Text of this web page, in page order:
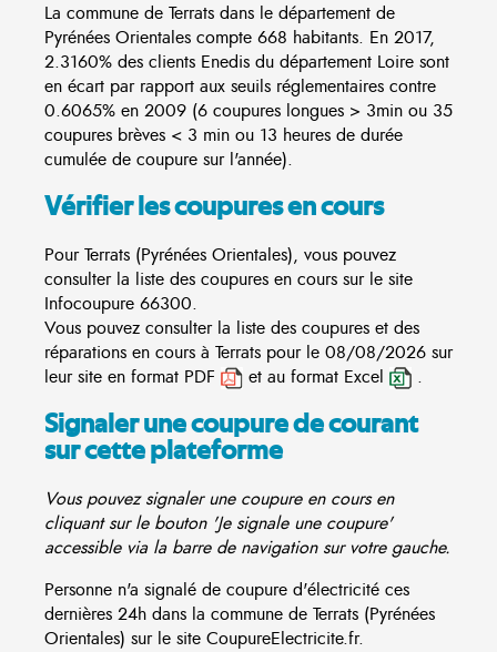
La commune de Terrats dans le département de
Pyrénées Orientales compte 668 habitants. En 2017,
2.3160% des clients Enedis du département Loire sont
en écart par rapport aux seuils réglementaires contre
0.6065% en 2009 (6 coupures longues > 3min ou 35
coupures brèves < 3 min ou 13 heures de durée
cumulée de coupure sur l'année).
Vérifier les coupures en cours
Pour Terrats (Pyrénées Orientales), vous pouvez
consulter la liste des coupures en cours sur le site
Infocoupure 66300.
Vous pouvez consulter la liste des coupures et des
réparations en cours à Terrats pour le 08/08/2026 sur
leur site en format PDF
et au format Excel .
Signaler une coupure de courant
sur cette plateforme
Vous pouvez signaler une coupure en cours en
cliquant sur le bouton 'Je signale une coupure'
accessible via la barre de navigation sur votre gauche.
Personne n'a signalé de coupure d'électricité ces
dernières 24h dans la commune de Terrats (Pyrénées
Orientales) sur le site CoupureElectricite.fr.